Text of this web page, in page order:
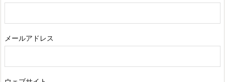
メールアドレス